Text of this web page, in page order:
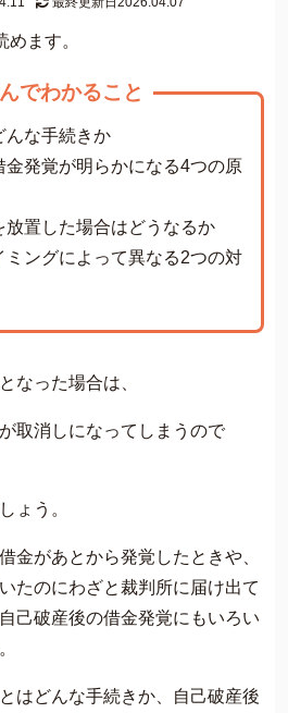
のご紹介
利用条件
チラ
ます。
でわかること
んな手続きか
金発覚が明らかになる4つの原
放置した場合はどうなるか
ミングによって異なる2つの対
なった場合は、
取消しになってしまうので
ょう。
金があとから発覚したときや、
たのにわざと裁判所に届け出て
己破産後の借金発覚にもいろい
はどんな手続きか、自己破産後